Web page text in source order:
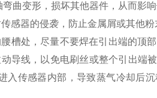
曲变形，损坏其他器件，从而影响
感器的侵袭，防止金属屑或其他粉
槽处，尽量不要焊在引出端的顶
导线，以免电刷丝或整个引出端
入传感器内部，导致蒸气冷却后